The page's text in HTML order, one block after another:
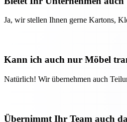
Ja, wir stellen Ihnen gerne Kartons,
Kann ich auch nur Möbel
Natürlich! Wir übernehmen auch
Übernimmt Ihr Team auch